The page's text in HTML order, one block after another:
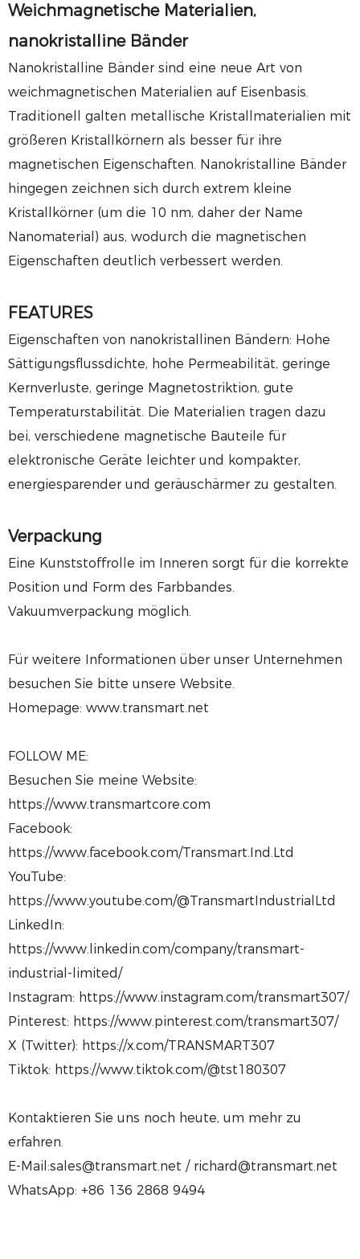
Weichmagnetische Materialien,
nanokristalline Bänder
Nanokristalline Bänder sind eine neue Art von
weichmagnetischen Materialien auf Eisenbasis.
Traditionell galten metallische Kristallmaterialien mit
größeren Kristallkörnern als besser für ihre
magnetischen Eigenschaften. Nanokristalline Bänder
hingegen zeichnen sich durch extrem kleine
Kristallkörner (um die 10 nm, daher der Name
Nanomaterial) aus, wodurch die magnetischen
Eigenschaften deutlich verbessert werden.
FEATURES
Eigenschaften von nanokristallinen Bändern: Hohe
Sättigungsflussdichte, hohe Permeabilität, geringe
Kernverluste, geringe Magnetostriktion, gute
Temperaturstabilität. Die Materialien tragen dazu
bei, verschiedene magnetische Bauteile für
elektronische Geräte leichter und kompakter,
energiesparender und geräuschärmer zu gestalten.
Verpackung
Eine Kunststoffrolle im Inneren sorgt für die korrekte
Position und Form des Farbbandes.
Vakuumverpackung möglich.
Für weitere Informationen über unser Unternehmen
besuchen Sie bitte unsere Website.
Homepage: www.transmart.net
FOLLOW ME:
Besuchen Sie meine Website:
https://www.transmartcore.com
Facebook:
https://www.facebook.com/Transmart.Ind.Ltd
YouTube:
https://www.youtube.com/@TransmartIndustrialLtd
LinkedIn:
https://www.linkedin.com/company/transmart-
industrial-limited/
Instagram: https://www.instagram.com/transmart307/
Pinterest: https://www.pinterest.com/transmart307/
X (Twitter): https://x.com/TRANSMART307
Tiktok: https://www.tiktok.com/@tst180307
Kontaktieren Sie uns noch heute, um mehr zu
erfahren.
E-Mail:sales@transmart.net / richard@transmart.net
WhatsApp: +86 136 2868 9494